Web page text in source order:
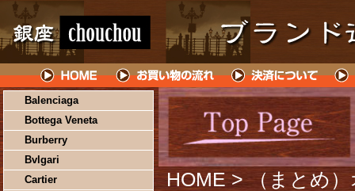
Balenciaga
Bottega Veneta
Burberry
Bvlgari
Cartier
HOME > （まとめ